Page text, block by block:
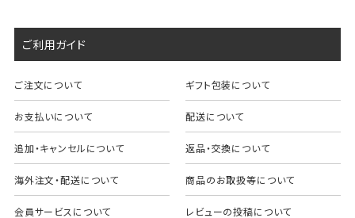
ご利用ガイド
ご注文について ギフト包装について
お支払いについて 配送について
追加・キャンセルについて 返品・交換について
海外注文・配送について 商品のお取扱等について
会員サービスについて レビューの投稿について